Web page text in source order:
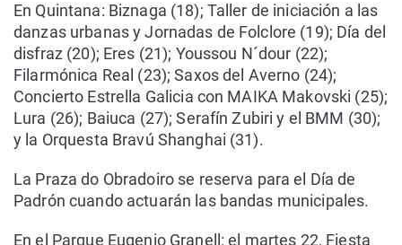
En Quintana: Biznaga (18); Taller de iniciación a las
danzas urbanas y Jornadas de Folclore (19); Día del
disfraz (20); Eres (21); Youssou N´dour (22);
Filarmónica Real (23); Saxos del Averno (24);
Concierto Estrella Galicia con MAIKA Makovski (25);
Lura (26); Baiuca (27); Serafín Zubiri y el BMM (30);
y la Orquesta Bravú Shanghai (31).
La Praza do Obradoiro se reserva para el Día de
Padrón cuando actuarán las bandas municipales.
En el Parque Eugenio Granell: el martes 22, Fiesta